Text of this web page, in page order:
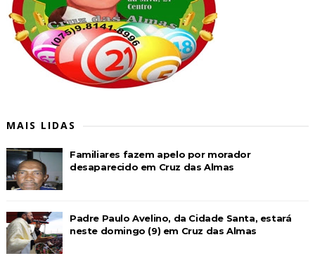
MAIS LIDAS
Familiares fazem apelo por morador
desaparecido em Cruz das Almas
Padre Paulo Avelino, da Cidade Santa, estará
neste domingo (9) em Cruz das Almas